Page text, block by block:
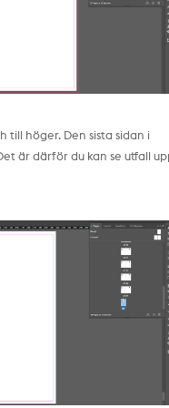
till höger. Den sista sidan i
är därför du kan se utfall